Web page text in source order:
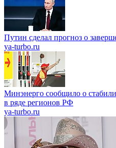
Путин сделал прогноз о
ya-turbo.ru
Минэнерго сообщило о
в ряде регионов РФ
ya-turbo.ru